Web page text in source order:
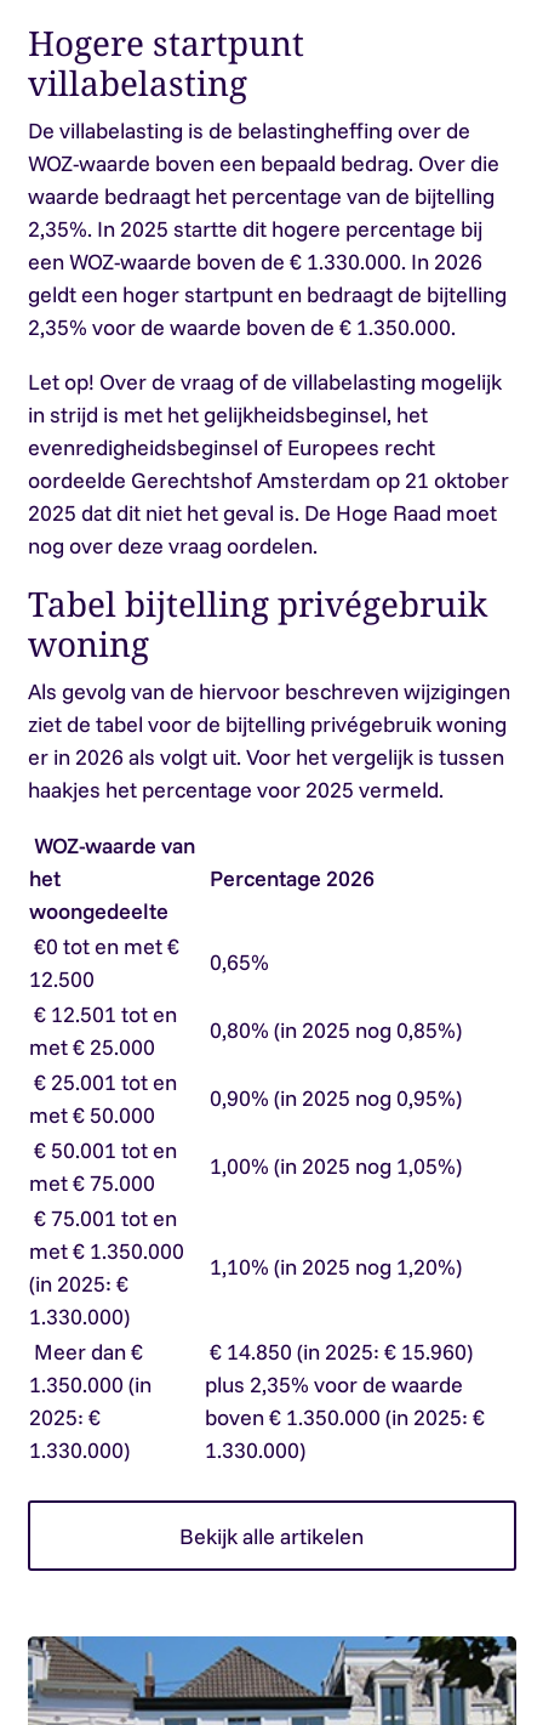
Hogere startpunt
villabelasting
De villabelasting is de belastingheffing over de
WOZ-waarde boven een bepaald bedrag. Over die
waarde bedraagt het percentage van de bijtelling
2,35%. In 2025 startte dit hogere percentage bij
een WOZ-waarde boven de € 1.330.000. In 2026
geldt een hoger startpunt en bedraagt de bijtelling
2,35% voor de waarde boven de € 1.350.000.
Let op! Over de vraag of de villabelasting mogelijk
in strijd is met het gelijkheidsbeginsel, het
evenredigheidsbeginsel of Europees recht
oordeelde Gerechtshof Amsterdam op 21 oktober
2025 dat dit niet het geval is. De Hoge Raad moet
nog over deze vraag oordelen.
Tabel bijtelling privégebruik
woning
Als gevolg van de hiervoor beschreven wijzigingen
ziet de tabel voor de bijtelling privégebruik woning
er in 2026 als volgt uit. Voor het vergelijk is tussen
haakjes het percentage voor 2025 vermeld.
WOZ-waarde van
het
woongedeelte
Percentage 2026
€0 tot en met €
12.500
0,65%
€ 12.501 tot en
met € 25.000
0,80% (in 2025 nog 0,85%)
€ 25.001 tot en
met € 50.000
0,90% (in 2025 nog 0,95%)
€ 50.001 tot en
met € 75.000
1,00% (in 2025 nog 1,05%)
€ 75.001 tot en
met € 1.350.000
(in 2025: €
1.330.000)
1,10% (in 2025 nog 1,20%)
Meer dan €
1.350.000 (in
2025: €
1.330.000)
€ 14.850 (in 2025: € 15.960)
plus 2,35% voor de waarde
boven € 1.350.000 (in 2025: €
1.330.000)
Bekijk alle artikelen